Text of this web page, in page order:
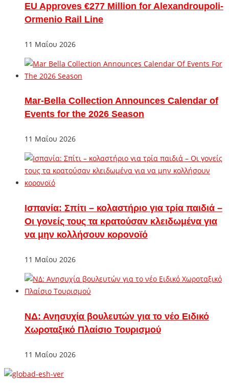
EU Approves €277 Million for Alexandroupoli-
Ormenio Rail Line
11 Μαΐου 2026
Mar-Bella Collection Announces Calendar of
Events for the 2026 Season
11 Μαΐου 2026
Ισπανία: Σπίτι – κολαστήριο για τρία παιδιά –
Οι γονείς τους τα κρατούσαν κλειδωμένα για
να μην κολλήσουν κορονοϊό
11 Μαΐου 2026
ΝΔ: Ανησυχία βουλευτών για το νέο Ειδικό
Χωροταξικό Πλαίσιο Τουρισμού
11 Μαΐου 2026